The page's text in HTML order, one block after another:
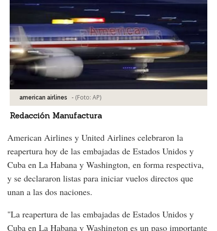
american airlines - (Foto: AP)
Redacción Manufactura
American Airlines y United Airlines celebraron la
reapertura hoy de las embajadas de Estados Unidos y
Cuba en La Habana y Washington, en forma respectiva,
y se declararon listas para iniciar vuelos directos que
unan a las dos naciones.
"La reapertura de las embajadas de Estados Unidos y
Cuba en La Habana y Washington es un paso importante